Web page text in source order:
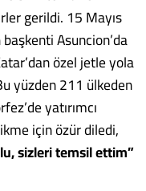
gerildi. 15 Mayıs
Asuncion’da
özel jetle yola
yüzden 211 ülkeden
yatırımcı
için özür diledi,
sizleri temsil ettim”